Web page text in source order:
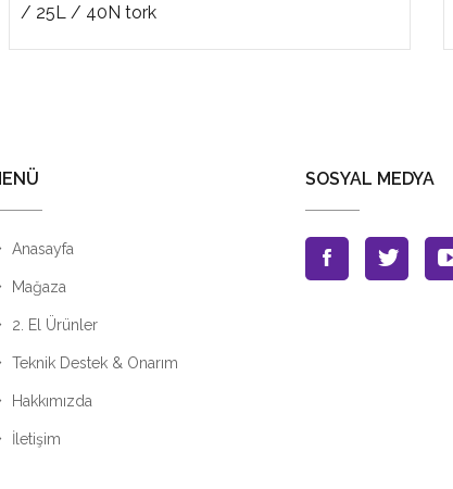
/ 25L / 40N tork
Anasayfa
Mağaza
2. El Ürünler
Teknik Destek & Onarım
Hakkımızda
İletişim
SOSYAL MEDYA